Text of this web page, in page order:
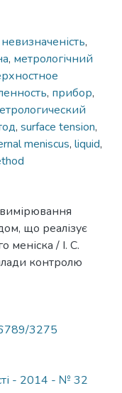
невизначеність,
, метрологічний
, прибор,
, surface tension,
meniscus, liquid,
вимірювання
що реалізує
меніска / І. С.
контролю
3275
- 2014 - № 32